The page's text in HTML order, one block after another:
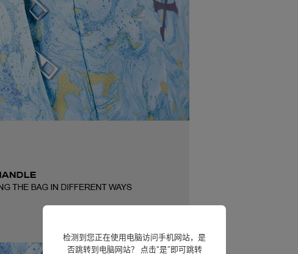
检测到您正在使用电脑访问手机网站，是
否跳转到电脑网站？ 点击“是”即可跳转